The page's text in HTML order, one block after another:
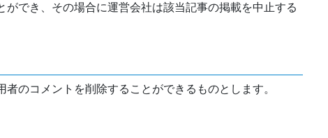
でき、その場合に運営会社は該当記事の掲載を中止する
のコメントを削除することができるものとします。